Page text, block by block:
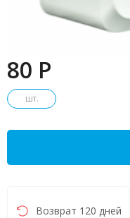
80 P
шт.
Возврат 120 дней